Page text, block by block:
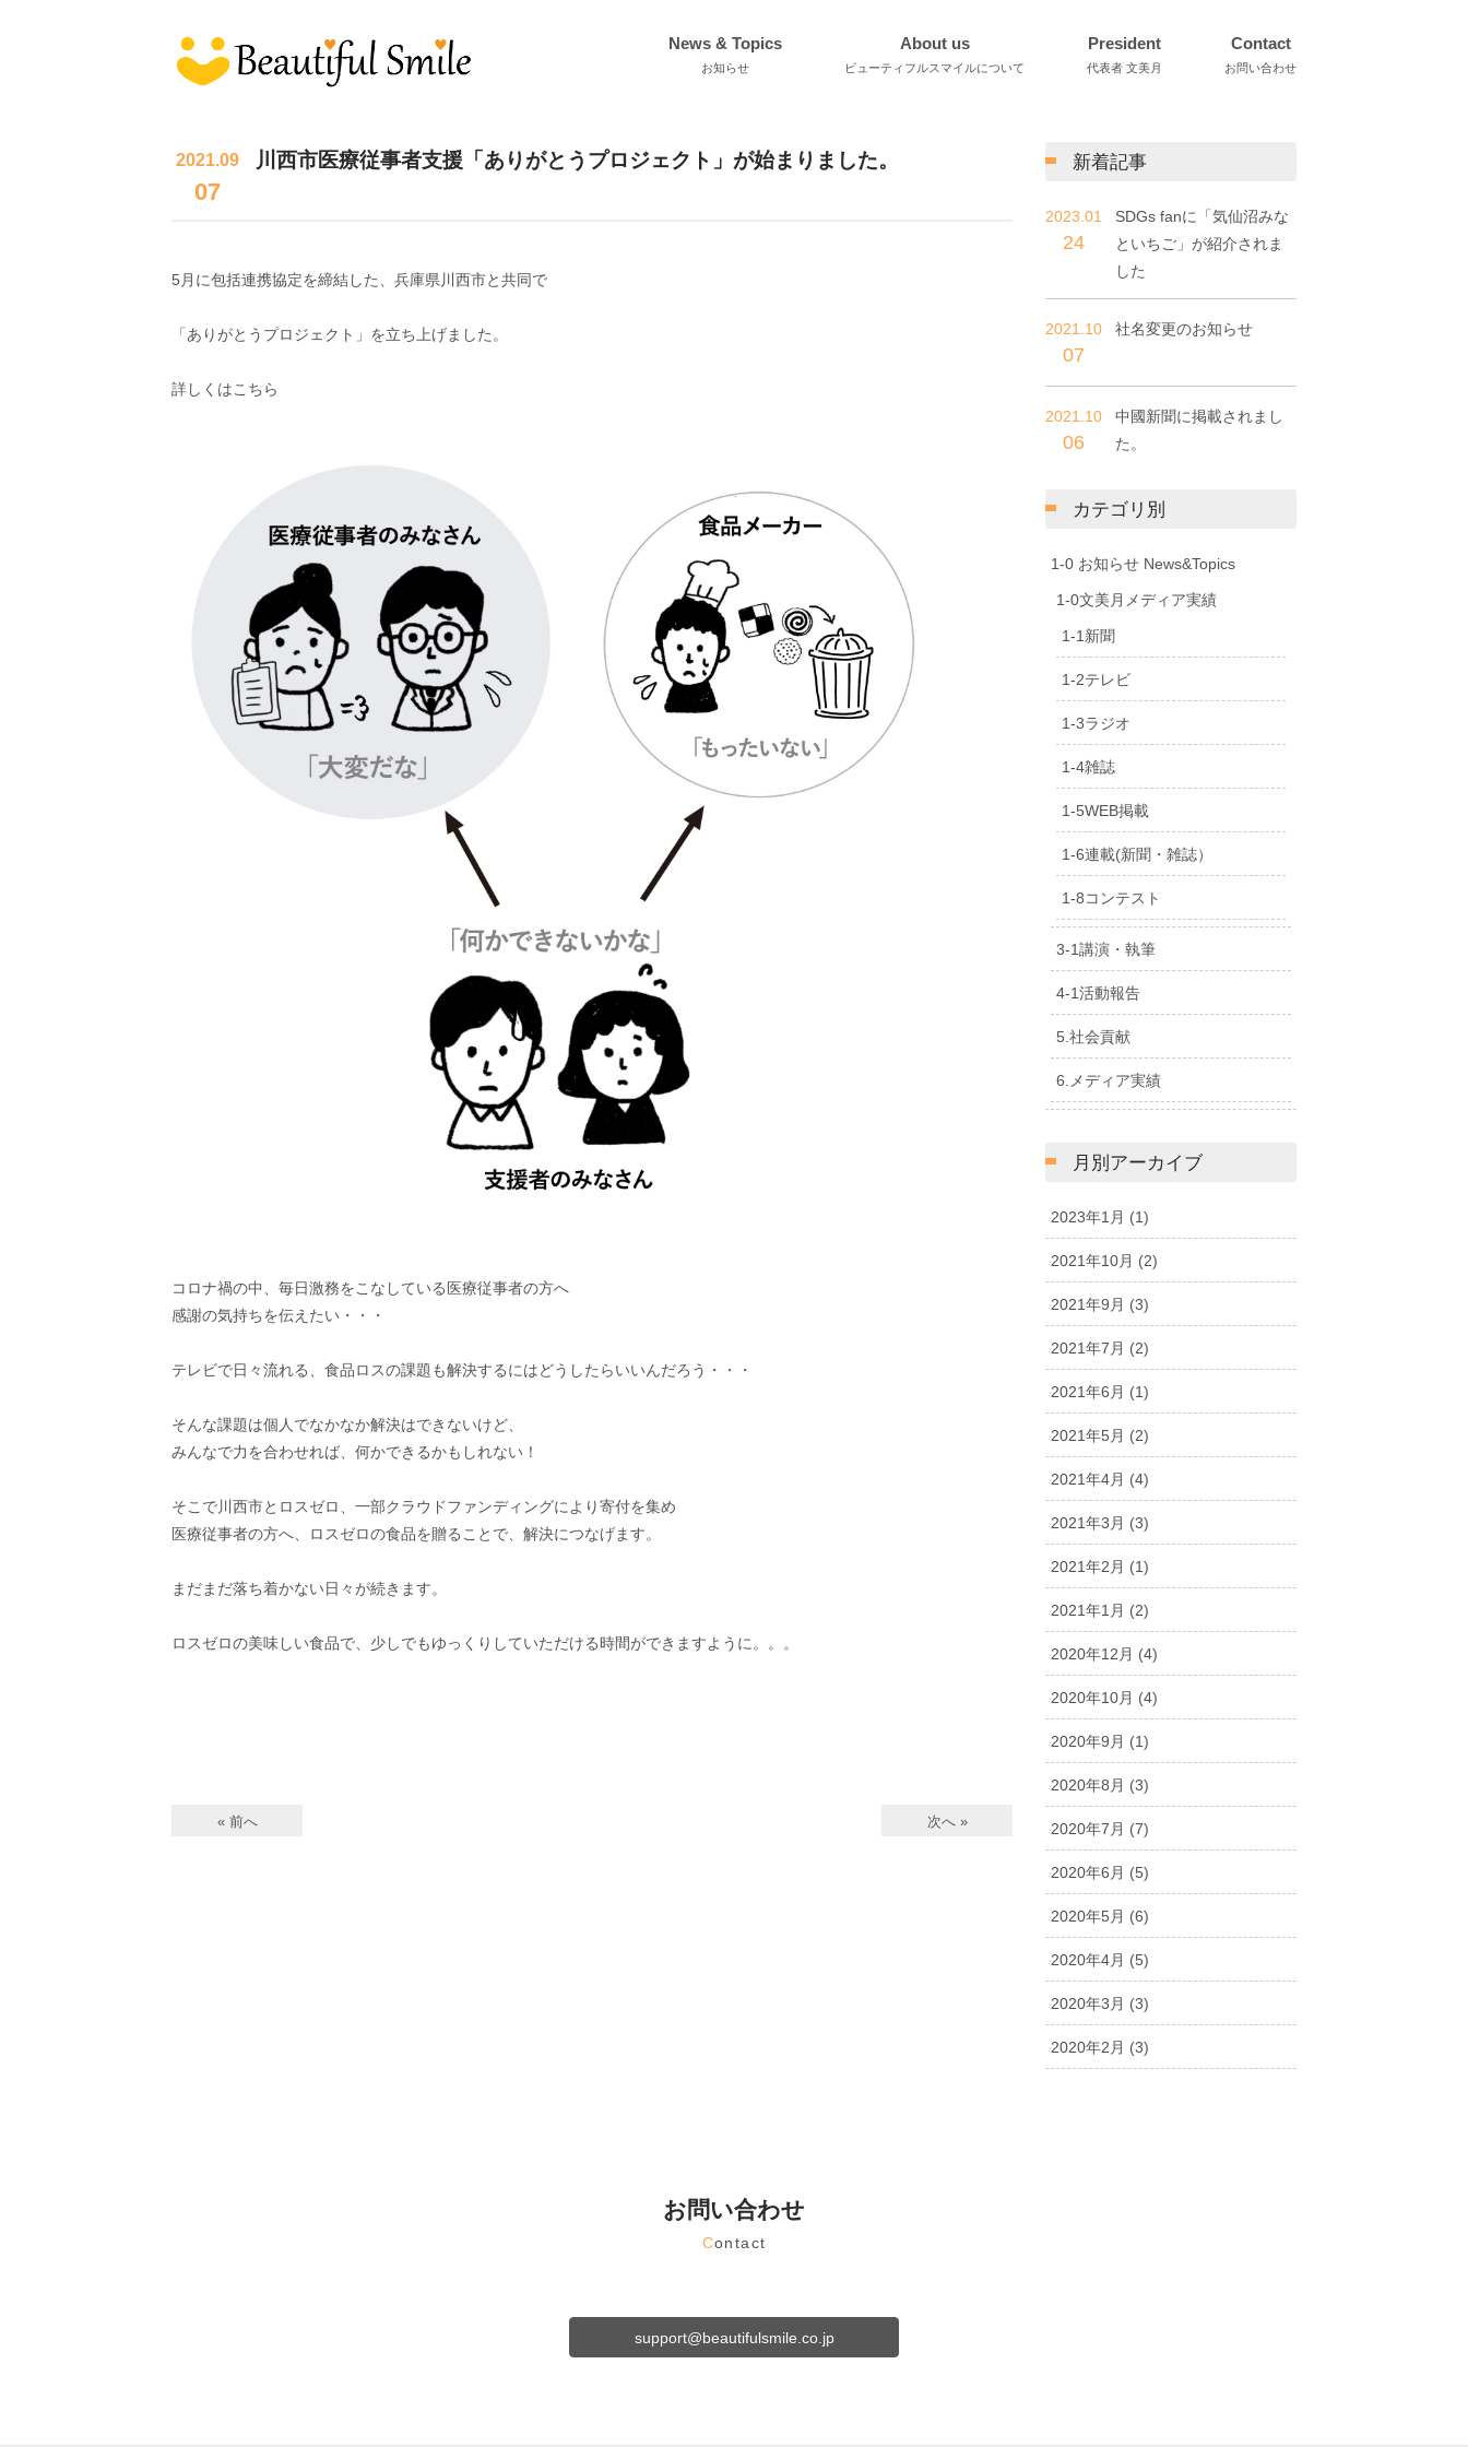
News & Topics
お知らせ
About us
ビューティフルスマイルについて
President
代表者 文美月
Contact
お問い合わせ
2021.09
07
川西市医療従事者支援「ありがとうプロジェクト」が始まりました。
5月に包括連携協定を締結した、兵庫県川西市と共同で
「ありがとうプロジェクト」を立ち上げました。
詳しくはこちら
コロナ禍の中、毎日激務をこなしている医療従事者の方へ
感謝の気持ちを伝えたい・・・
テレビで日々流れる、食品ロスの課題も解決するにはどうしたらいいんだろう・・・
そんな課題は個人でなかなか解決はできないけど、
みんなで力を合わせれば、何かできるかもしれない！
そこで川西市とロスゼロ、一部クラウドファンディングにより寄付を集め
医療従事者の方へ、ロスゼロの食品を贈ることで、解決につなげます。
まだまだ落ち着かない日々が続きます。
ロスゼロの美味しい食品で、少しでもゆっくりしていただける時間ができますように。。。
« 前へ 次へ »
新着記事
2023.01
24
SDGs fanに「気仙沼みな
といちご」が紹介されま
した
2021.10
07
社名変更のお知らせ
2021.10
06
中國新聞に掲載されまし
た。
カテゴリ別
1-0 お知らせ News&Topics
1-0文美月メディア実績
1-1新聞
1-2テレビ
1-3ラジオ
1-4雑誌
1-5WEB掲載
1-6連載(新聞・雑誌）
1-8コンテスト
3-1講演・執筆
4-1活動報告
5.社会貢献
6.メディア実績
月別アーカイブ
2023年1月 (1)
2021年10月 (2)
2021年9月 (3)
2021年7月 (2)
2021年6月 (1)
2021年5月 (2)
2021年4月 (4)
2021年3月 (3)
2021年2月 (1)
2021年1月 (2)
2020年12月 (4)
2020年10月 (4)
2020年9月 (1)
2020年8月 (3)
2020年7月 (7)
2020年6月 (5)
2020年5月 (6)
2020年4月 (5)
2020年3月 (3)
2020年2月 (3)
お問い合わせ
Contact
support@beautifulsmile.co.jp